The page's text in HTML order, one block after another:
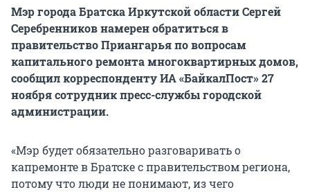
Мэр города Братска Иркутской области Сергей
Серебренников намерен обратиться в
правительство Приангарья по вопросам
капитального ремонта многоквартирных домов,
сообщил корреспонденту ИА «БайкалПост» 27
ноября сотрудник пресс-службы городской
администрации.
«Мэр будет обязательно разговаривать о
капремонте в Братске с правительством региона,
потому что люди не понимают, из чего